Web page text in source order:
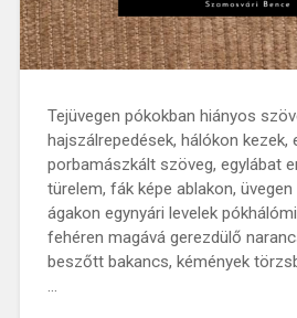
Tejüvegen pókokban hiányos
hajszálrepedések, hálókon kezek,
porbamászkált szöveg, egylábat
türelem, fák képe ablakon,
ágakon egynyári levelek
fehéren magává gerezdülő
beszőtt bakancs, kémények
…